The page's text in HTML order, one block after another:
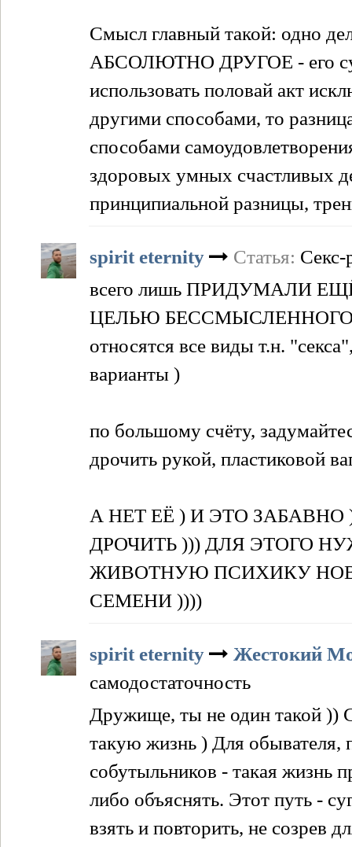
Смысл главный такой: одно
АБСОЛЮТНО ДРУГОЕ - его
использовать половай акт
другими способами, то
способами
здоровых умных счастливых
принципиальной разницы,
spirit eternity Статья: Секс-
всего лишь ПРИДУМАЛИ
ЦЕЛЬЮ БЕССМЫСЛЕННОГО
относятся все виды т.н.
варианты )
по большому счёту,
дрочить рукой, пластиковой
А НЕТ ЕЁ ) И ЭТО
ДРОЧИТЬ ))) ДЛЯ ЭТОГО
ЖИВОТНУЮ ПСИХИКУ
СЕМЕНИ ))))
spirit eternity
Жестокий
самодостаточность
Дружище, ты не один такой ))
такую жизнь ) Для
собутыльников - такая жизнь
либо объяснять. Этот путь -
взять и повторить, не созрев